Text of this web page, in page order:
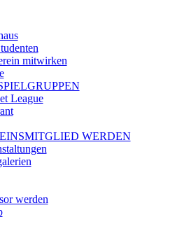
mitwirken
League
WERDEN
werden